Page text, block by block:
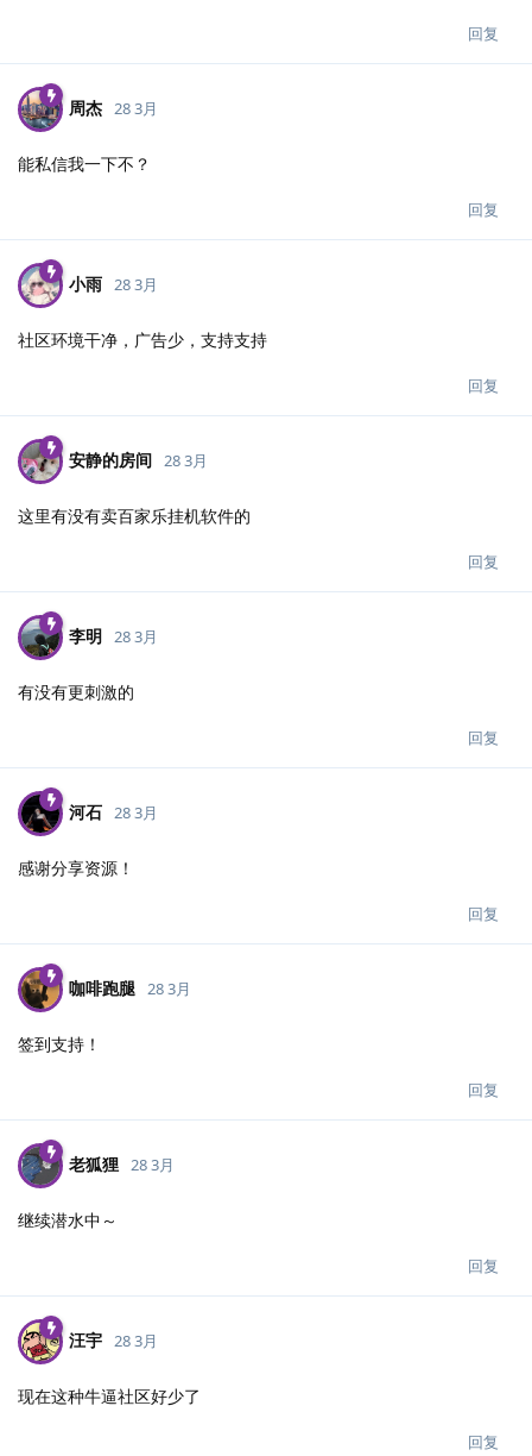
回复
周杰 28 3月
能私信我一下不？
回复
小雨 28 3月
社区环境干净，广告少，支持支持
回复
安静的房间 28 3月
这里有没有卖百家乐挂机软件的
回复
李明 28 3月
有没有更刺激的
回复
河石 28 3月
感谢分享资源！
回复
咖啡跑腿 28 3月
签到支持！
回复
老狐狸 28 3月
继续潜水中～
回复
汪宇 28 3月
现在这种牛逼社区好少了
回复